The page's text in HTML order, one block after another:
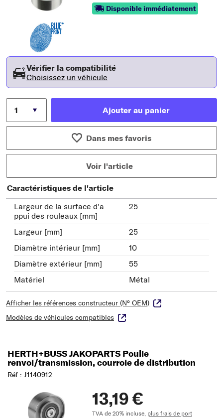
Disponible immédiatement
Vérifier la compatibilité
Choisissez un véhicule
Ajouter au panier
Dans mes favoris
Voir l'article
Caractéristiques de l'article
Largeur de la surface d'a
ppui des rouleaux [mm]
25
Largeur [mm]
25
Diamètre intérieur [mm]
10
Diamètre extérieur [mm]
55
Matériel
Métal
Afficher les références constructeur (N° OEM)
Modèles de véhicules compatibles
HERTH+BUSS JAKOPARTS Poulie
renvoi/transmission, courroie de distribution
Réf : J1140912
13,19 €
TVA de 20% incluse, plus frais de port